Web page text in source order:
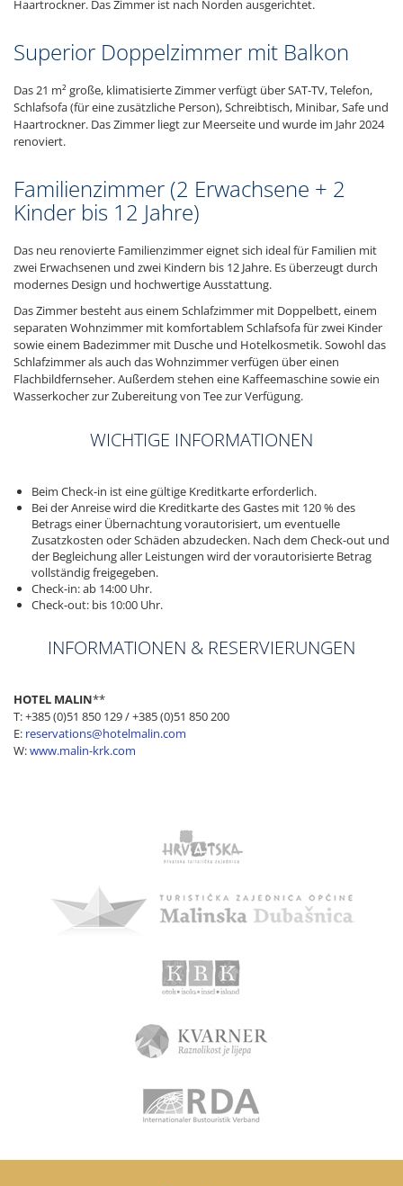
Haartrockner. Das Zimmer ist nach Norden ausgerichtet.
Superior Doppelzimmer mit Balkon
Das 21 m² große, klimatisierte Zimmer verfügt über SAT-TV, Telefon,
Schlafsofa (für eine zusätzliche Person), Schreibtisch, Minibar, Safe und
Haartrockner. Das Zimmer liegt zur Meerseite und wurde im Jahr 2024
renoviert.
Familienzimmer (2 Erwachsene + 2
Kinder bis 12 Jahre)
Das neu renovierte Familienzimmer eignet sich ideal für Familien mit
zwei Erwachsenen und zwei Kindern bis 12 Jahre. Es überzeugt durch
modernes Design und hochwertige Ausstattung.
Das Zimmer besteht aus einem Schlafzimmer mit Doppelbett, einem
separaten Wohnzimmer mit komfortablem Schlafsofa für zwei Kinder
sowie einem Badezimmer mit Dusche und Hotelkosmetik. Sowohl das
Schlafzimmer als auch das Wohnzimmer verfügen über einen
Flachbildfernseher. Außerdem stehen eine Kaffeemaschine sowie ein
Wasserkocher zur Zubereitung von Tee zur Verfügung.
WICHTIGE INFORMATIONEN
Beim Check-in ist eine gültige Kreditkarte erforderlich.
Bei der Anreise wird die Kreditkarte des Gastes mit 120 % des
Betrags einer Übernachtung vorautorisiert, um eventuelle
Zusatzkosten oder Schäden abzudecken. Nach dem Check-out und
der Begleichung aller Leistungen wird der vorautorisierte Betrag
vollständig freigegeben.
Check-in: ab 14:00 Uhr.
Check-out: bis 10:00 Uhr.
INFORMATIONEN & RESERVIERUNGEN
HOTEL MALIN**
T: +385 (0)51 850 129 / +385 (0)51 850 200
E: reservations@hotelmalin.com
W:www.malin-krk.com